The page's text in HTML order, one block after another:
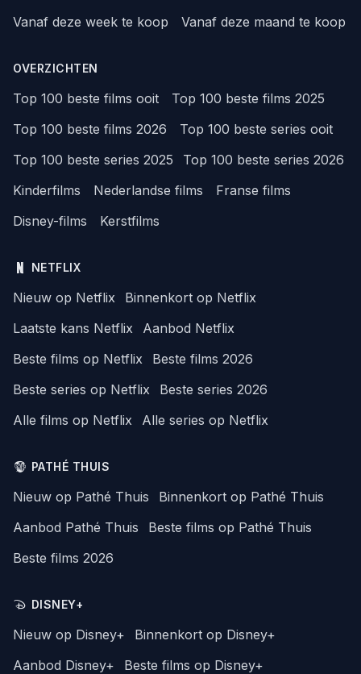
Vanaf deze week te koop
Vanaf deze maand te koop
OVERZICHTEN
Top 100 beste films ooit
Top 100 beste films 2025
Top 100 beste films 2026
Top 100 beste series ooit
Top 100 beste series 2025
Top 100 beste series 2026
Kinderfilms
Nederlandse films
Franse films
Disney-films
Kerstfilms
NETFLIX
Nieuw op Netflix
Binnenkort op Netflix
Laatste kans Netflix
Aanbod Netflix
Beste films op Netflix
Beste films 2026
Beste series op Netflix
Beste series 2026
Alle films op Netflix
Alle series op Netflix
PATHÉ THUIS
Nieuw op Pathé Thuis
Binnenkort op Pathé Thuis
Aanbod Pathé Thuis
Beste films op Pathé Thuis
Beste films 2026
DISNEY+
Nieuw op Disney+
Binnenkort op Disney+
Aanbod Disney+
Beste films op Disney+